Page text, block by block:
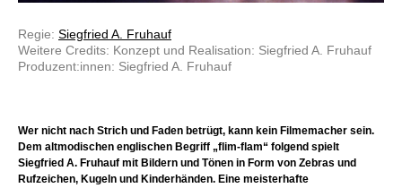
Regie: Siegfried A. Fruhauf
Weitere Credits: Konzept und Realisation: Siegfried A. Fruhauf
Produzent:innen: Siegfried A. Fruhauf
Wer nicht nach Strich und Faden betrügt, kann kein Filmemacher sein.
Dem altmodischen englischen Begriff „flim-flam“ folgend spielt
Siegfried A. Fruhauf mit Bildern und Tönen in Form von Zebras und
Rufzeichen, Kugeln und Kinderhänden. Eine meisterhafte